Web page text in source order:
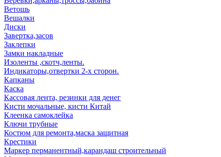
Ветошь
Вешалки
Диски
Завертка,засов
Заклепки
Замки накладные
Изоленты ,скотч,ленты.
Индикаторы,отвертки 2-х сторон.
Капканы
Каска
Кассовая лента, резинки для денег
Кисти мочальные, кисти Китай
Клеенка самоклейка
Ключи трубные
Костюм для ремонта,маска защитная
Крестики
Маркер перманентный,карандаш строительный